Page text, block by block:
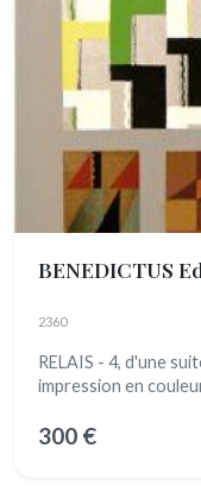
BENEDICTUS
2360
RELAIS - 4, d'une
impression en
300 €